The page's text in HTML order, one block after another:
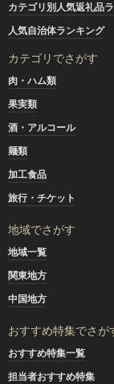
カテゴリ別人気返礼品
人気自治体ランキング
カテゴリでさがす
肉・ハム類
果実類
酒・アルコール
麺類
加工食品
旅行・チケット
地域でさがす
地域一覧
関東地方
中国地方
おすすめ特集でさが
おすすめ特集一覧
担当者おすすめ特集